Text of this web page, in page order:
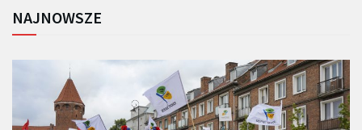
NAJNOWSZE